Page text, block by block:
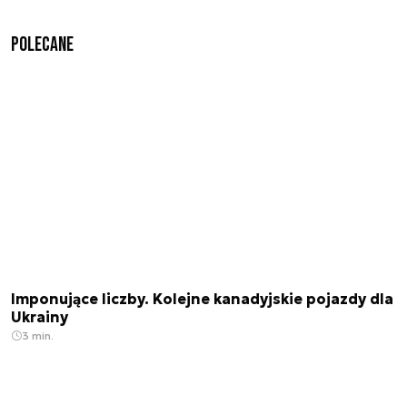
Polecane
Imponujące liczby. Kolejne kanadyjskie pojazdy dla
Ukrainy
3 min.